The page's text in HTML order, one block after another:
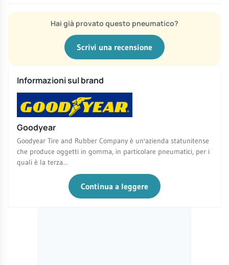
Hai già provato questo pneumatico?
Scrivi una recensione
Informazioni sul brand
Goodyear
Goodyear Tire and Rubber Company è un'azienda statunitense
che produce oggetti in gomma, in particolare pneumatici, per i
quali è la terza...
Continua a leggere